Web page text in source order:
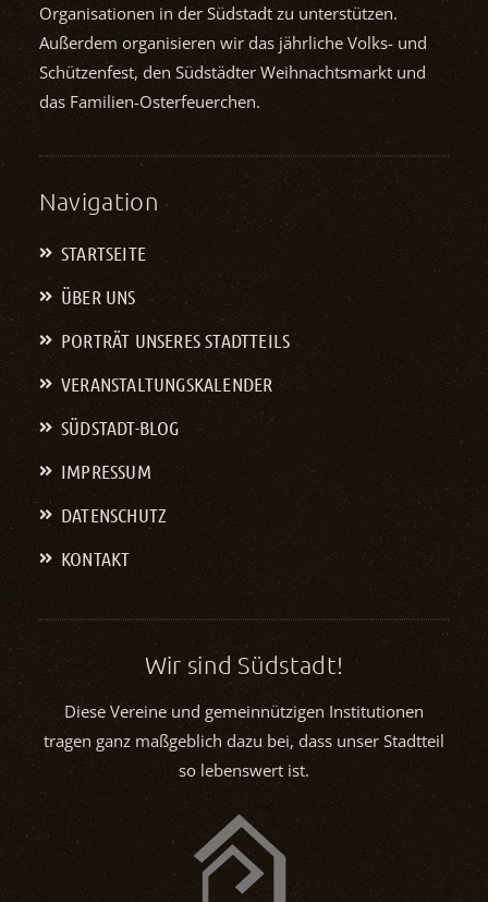
Organisationen in der Südstadt zu unterstützen.
Außerdem organisieren wir das jährliche Volks- und
Schützenfest, den Südstädter Weihnachts­markt und
das Familien-Osterfeuerchen.
Navigation
STARTSEITE
ÜBER UNS
PORTRÄT UNSERES STADTTEILS
VERANSTALTUNGS­KALENDER
SÜDSTADT-BLOG
IMPRESSUM
DATENSCHUTZ
KONTAKT
Wir sind Südstadt!
Diese Vereine und gemeinnützigen Institutionen
tragen ganz maßgeblich dazu bei, dass unser Stadtteil
so lebenswert ist.